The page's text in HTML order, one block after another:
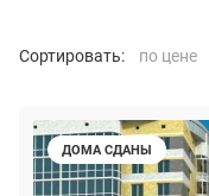
Сортировать: по цене
ДОМА СДАНЫ